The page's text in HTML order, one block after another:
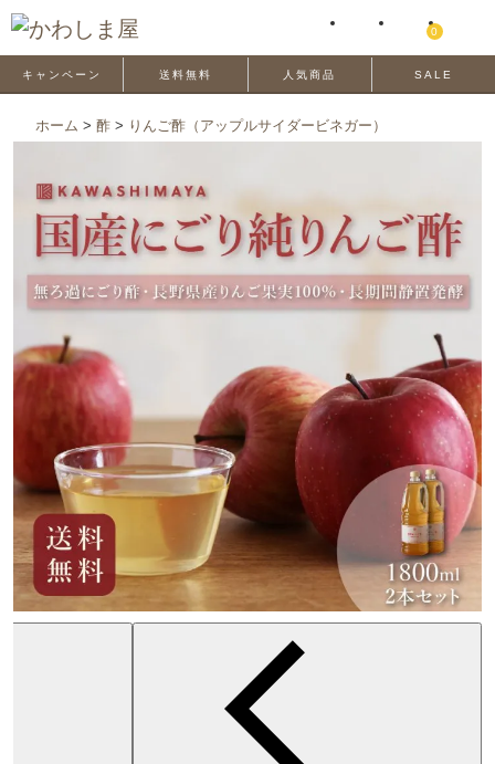
0
キャンペーン 送料無料 人気商品 SALE
ホーム > 酢 > りんご酢（アップルサイダービネガー）